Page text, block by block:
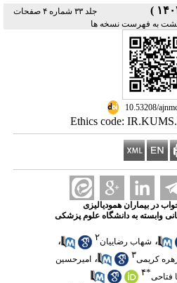
جلد ۳۳ شماره ۴ صفحات
به فهرست نسخه ها
10.53208/
Ethics code:
در بیماران همودیالیزی
وابسته به دانشگاه علوم پزشکی
، شهاب رضاییان۲ ،
کریمی۳ ، امیرحسین
فتاحی*۴